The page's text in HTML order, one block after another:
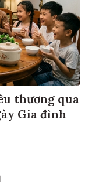
thương qua
Gia đình